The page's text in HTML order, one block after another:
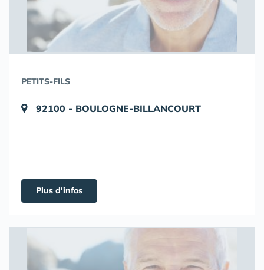
PETITS-FILS
92100 - BOULOGNE-BILLANCOURT
Plus d'infos